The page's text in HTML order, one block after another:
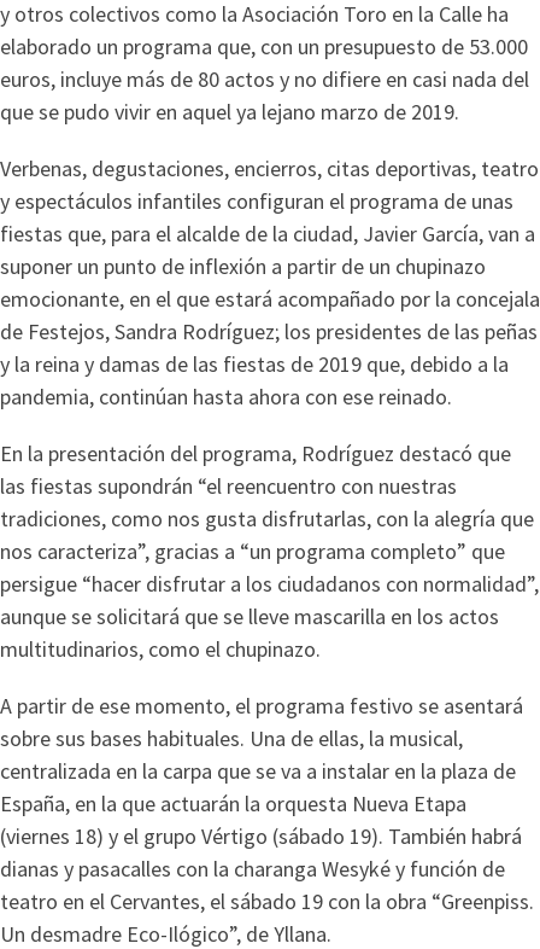
y otros colectivos como la Asociación Toro en la Calle ha
elaborado un programa que, con un presupuesto de 53.000
euros, incluye más de 80 actos y no difiere en casi nada del
que se pudo vivir en aquel ya lejano marzo de 2019.
Verbenas, degustaciones, encierros, citas deportivas, teatro
y espectáculos infantiles configuran el programa de unas
fiestas que, para el alcalde de la ciudad, Javier García, van a
suponer un punto de inflexión a partir de un chupinazo
emocionante, en el que estará acompañado por la concejala
de Festejos, Sandra Rodríguez; los presidentes de las peñas
y la reina y damas de las fiestas de 2019 que, debido a la
pandemia, continúan hasta ahora con ese reinado.
En la presentación del programa, Rodríguez destacó que
las fiestas supondrán “el reencuentro con nuestras
tradiciones, como nos gusta disfrutarlas, con la alegría que
nos caracteriza”, gracias a “un programa completo” que
persigue “hacer disfrutar a los ciudadanos con normalidad”,
aunque se solicitará que se lleve mascarilla en los actos
multitudinarios, como el chupinazo.
A partir de ese momento, el programa festivo se asentará
sobre sus bases habituales. Una de ellas, la musical,
centralizada en la carpa que se va a instalar en la plaza de
España, en la que actuarán la orquesta Nueva Etapa
(viernes 18) y el grupo Vértigo (sábado 19). También habrá
dianas y pasacalles con la charanga Wesyké y función de
teatro en el Cervantes, el sábado 19 con la obra “Greenpiss.
Un desmadre Eco-Ilógico”, de Yllana.